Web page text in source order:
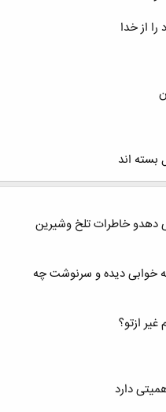
از خدا
بسته اند
دهدو خاطرات تلخ وشیرین
چه خوابی دیده و سرنوشت چه
ازتو؟
دارد